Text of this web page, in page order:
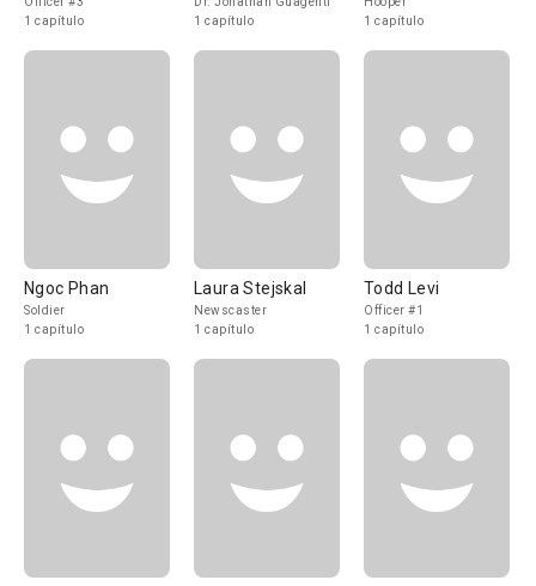
1 capítulo
1 capítulo
1 capítulo
Ngoc Phan
Soldier
1 capítulo
Laura Stejskal
Newscaster
1 capítulo
Todd Levi
Officer #1
1 capítulo